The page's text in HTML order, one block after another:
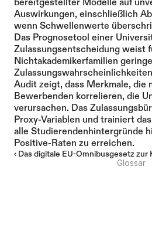
Auswirkungen, einschließlich
wenn Schwellenwerte
Das Prognosetool einer
Zulassungsentscheidung weist
Nichtakademikerfamilien
Audit zeigt, dass Merkmale, die
Bewerbenden korrelieren, die
verursachen. Das
Proxy-Variablen und trainiert
alle Studierendenhintergründe
Positive-Raten zu erreichen.
‹ Das digitale EU-Omnibusgesetz
Glossar